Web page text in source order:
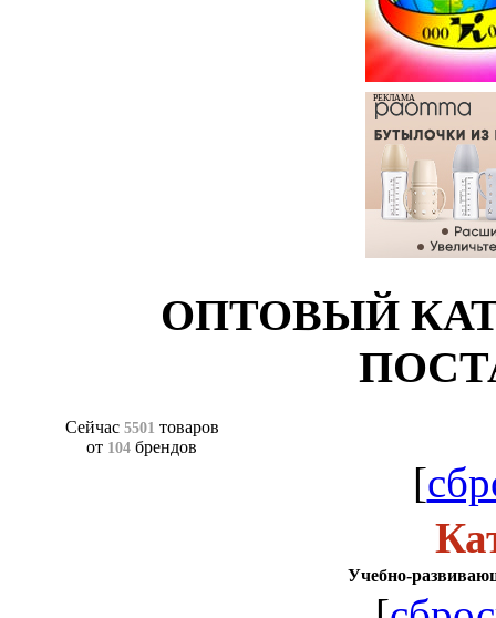
РЕКЛАМА
ОПТОВЫЙ
Сейчас 5501 товаров
от 104 брендов
[
Учебно-